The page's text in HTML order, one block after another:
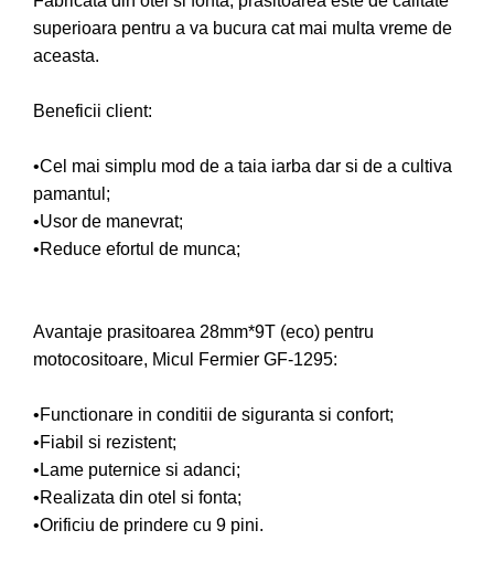
Pompe de apa
Motopompe
Furtunuri
Pompe de apa de suprafata
Pompe recirculare
Accesorii pentru ATV
Alte vehicule electrice
Biciclete
Scuter
Tocatoare resturi vegetale
Despicatoare de lemne
superioara pentru a va bucura cat mai multa vreme de
aceasta.
Beneficii client:
•Cel mai simplu mod de a taia iarba dar si de a cultiva
pamantul;
•Usor de manevrat;
•Reduce efortul de munca;
Avantaje prasitoarea 28mm*9T (eco) pentru
motocositoare, Micul Fermier GF-1295:
•Functionare in conditii de siguranta si confort;
•Fiabil si rezistent;
•Lame puternice si adanci;
•Realizata din otel si fonta;
•Orificiu de prindere cu 9 pini.